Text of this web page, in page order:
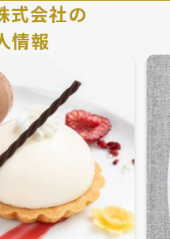
式会社の
情報